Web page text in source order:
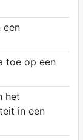
toe op een
het
in een